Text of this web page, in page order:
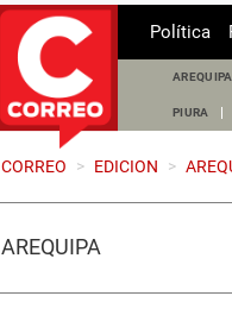
Política
AREQUIPA
PIURA
CORREO > EDICION >
AREQUIPA